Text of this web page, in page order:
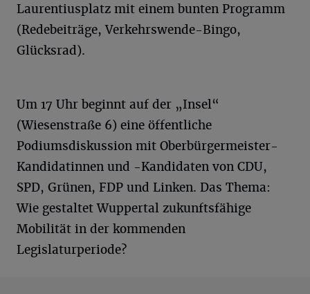
Laurentiusplatz mit einem bunten Programm
(Redebeiträge, Verkehrswende-Bingo,
Glücksrad).
Um 17 Uhr beginnt auf der „Insel“
(Wiesenstraße 6) eine öffentliche
Podiumsdiskussion mit Oberbürgermeister-
Kandidatinnen und -Kandidaten von CDU,
SPD, Grünen, FDP und Linken. Das Thema:
Wie gestaltet Wuppertal zukunftsfähige
Mobilität in der kommenden
Legislaturperiode?